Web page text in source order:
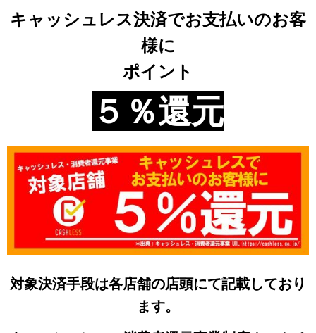
キャッシュレス決済でお支払いのお客
様に
ポイント
５％還元
対象決済手段は各店舗の店頭にて記載しており
ます。